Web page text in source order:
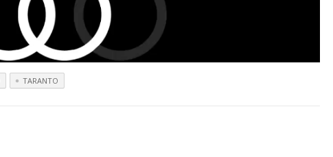
TARANTO